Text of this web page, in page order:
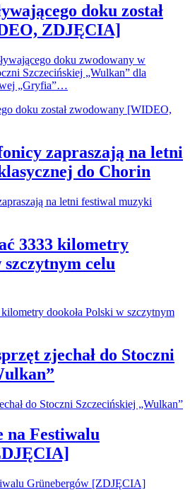
doku został
ZDJĘCIA]
doku zwodowany w
Szczecińskiej „Wulkan” dla
„Gryfia”…
zapraszają na letni
do Chorin
3333 kilometry
szczytnym celu
zjechał do Stoczni
na Festiwalu